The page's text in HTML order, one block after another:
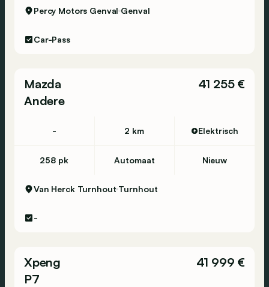
Percy Motors Genval Genval
Car-Pass
Mazda
Andere
41 255 €
- 2 km Elektrisch
258 pk Automaat Nieuw
Van Herck Turnhout Turnhout
-
Xpeng
P7
41 999 €